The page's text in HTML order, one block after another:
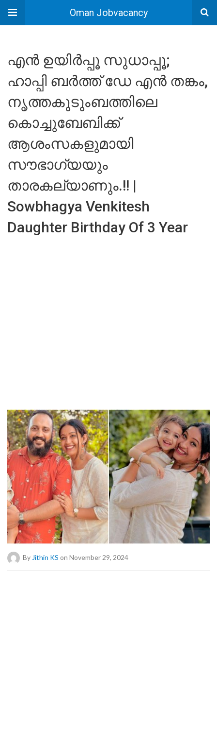
Oman Jobvacancy
എൻ ഉയിർപ്പൂ സുധാപ്പൂ;
ഹാപ്പി ബർത്ത് ഡേ എൻ തങ്കം,
നൃത്തകുടുംബത്തിലെ
കൊച്ചുബേബിക്ക്
ആശംസകളുമായി
സൗഭാഗ്യയും
താരകല്യാണും.!! |
Sowbhagya Venkitesh
Daughter Birthday Of 3 Year
By Jithin KS on November 29, 2024